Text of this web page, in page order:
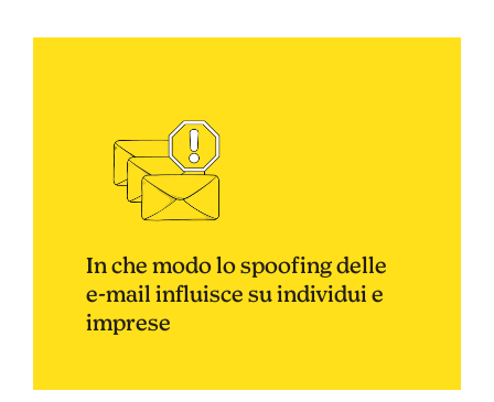
In che modo lo spoofing delle
e-mail influisce su individui e
imprese